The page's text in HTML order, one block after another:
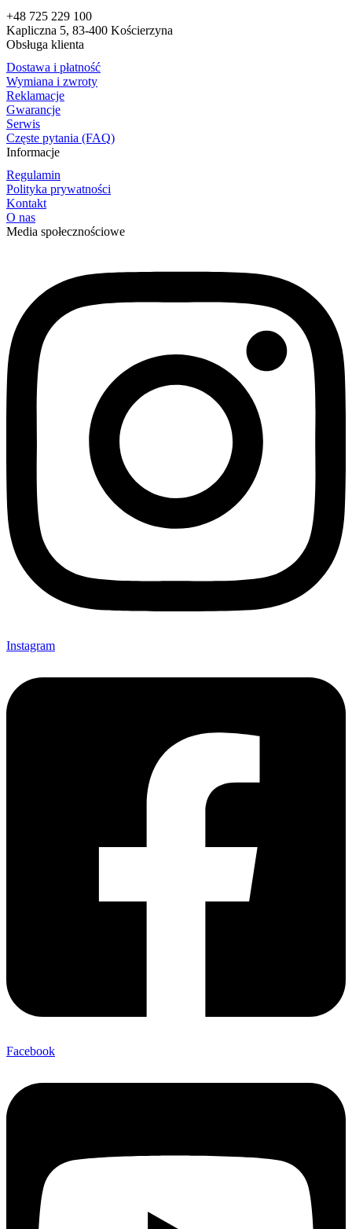
+48 725 229 100
Kapliczna 5, 83-400 Kościerzyna
Obsługa klienta
Dostawa i płatność
Wymiana i zwroty
Reklamacje
Gwarancje
Serwis
Częste pytania (FAQ)
Informacje
Regulamin
Polityka prywatności
Kontakt
O nas
Media społecznościowe
Instagram
Facebook